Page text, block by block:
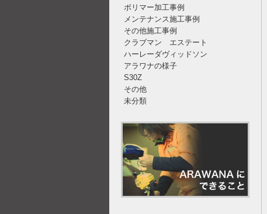
ポリマー加工事例
メンテナンス施工事例
その他施工事例
クラブマン エステート
ハーレーダヴィッドソン
アラワナの様子
S30Z
その他
未分類